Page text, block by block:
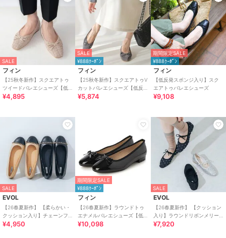
SALE
フィン
【25秋冬新作】スクエアトゥ
ツイードバレエシューズ【低
反発スポンジ入り】
¥4,895
SALE
¥888ｸｰﾎﾟﾝ
フィン
【25秋冬新作】スクエアトゥV
カットバレエシューズ【低反
発スポンジ入り】
¥5,874
期間限定SALE
¥888ｸｰﾎﾟﾝ
フィン
【低反発スポンジ入り】スク
エアトゥバレエシューズ
¥9,108
SALE
EVOL
【26春夏新作】 【柔らかい・
クッション入り】チェーンフ
ラットラウンドバレエ JA5896
¥4,950
期間限定SALE
¥888ｸｰﾎﾟﾝ
フィン
【26春夏新作】ラウンドトゥ
エナメルバレエシューズ【低
反発スポンジ入り】
¥10,098
SALE
EVOL
【26春夏新作】 【クッション
入り】ラウンドリボンメリー
ジェーンフラットパンプス
¥7,920